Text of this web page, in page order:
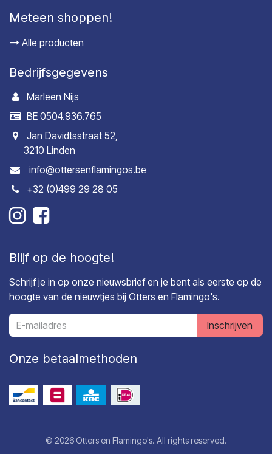
Meteen shoppen!
Alle producten
Bedrijfsgegevens
Marleen Nijs
BE 0504.936.765
Jan Davidtsstraat 52,
3210 Linden
info@ottersenflamingos.be
+32 (0)499 29 28 05
Blijf op de hoogte!
Schrijf je in op onze nieuwsbrief en je bent als eerste op de
hoogte van de nieuwtjes bij Otters en Flamingo's.
Inschrijven
Onze betaalmethoden
© 2026 Otters en Flamingo's. All rights reserved.